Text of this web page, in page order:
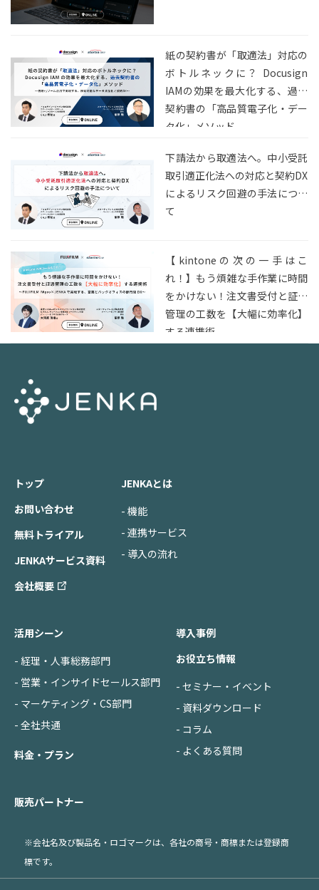
紙の契約書が「取適法」対応の
ボトルネックに？ Docusign
IAMの効果を最大化する、過去
契約書の「高品質電子化・デー
タ化」メソッド
下請法から取適法へ。中小受託
取引適正化法への対応と契約DX
によるリスク回避の手法につい
て
【kintoneの次の一手はこ
れ！】もう煩雑な手作業に時間
をかけない！注文書受付と証憑
管理の工数を【大幅に効率化】
する連携術
トップ
お問い合わせ
無料トライアル
JENKAサービス資料
会社概要
JENKAとは
- 機能
- 連携サービス
- 導入の流れ
活用シーン
- 経理・人事総務部門
- 営業・インサイドセールス部門
- マーケティング・CS部門
- 全社共通
料金・プラン
導入事例
お役立ち情報
- セミナー・イベント
- 資料ダウンロード
- コラム
- よくある質問
販売パートナー
※会社名及び製品名・ロゴマークは、各社の商号・商標または登録商
標です。